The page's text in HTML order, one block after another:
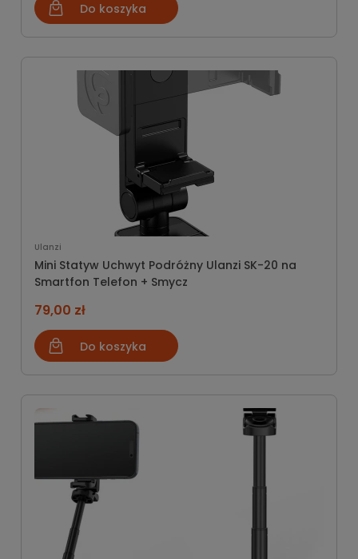
Do koszyka
Ulanzi
Mini Statyw Uchwyt Podróżny Ulanzi SK-20 na
Smartfon Telefon + Smycz
79,00 zł
Do koszyka